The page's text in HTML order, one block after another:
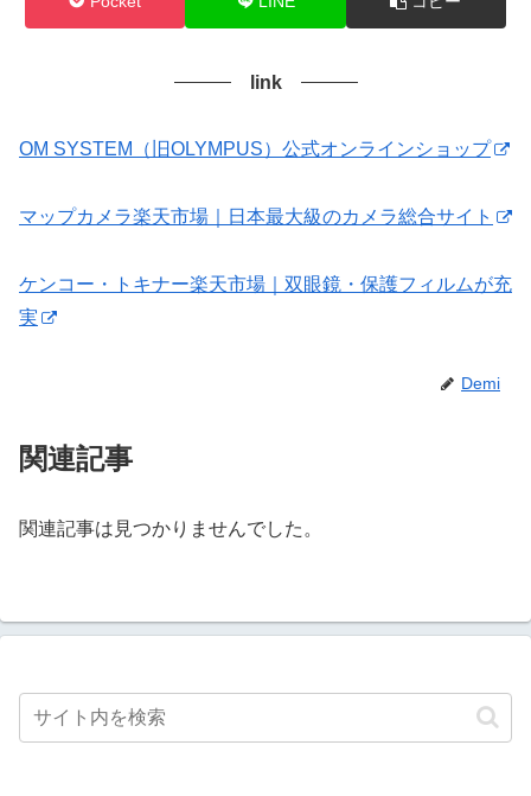
link
OM SYSTEM（旧OLYMPUS）公式オンラインショップ
マップカメラ楽天市場｜日本最大級のカメラ総合サイト
ケンコー・トキナー楽天市場｜双眼鏡・保護フィルムが充
実
Demi
関連記事
関連記事は見つかりませんでした。